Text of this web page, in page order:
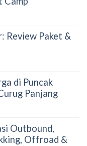
Review Paket &
di Puncak
Panjang
Outbound,
Offroad &